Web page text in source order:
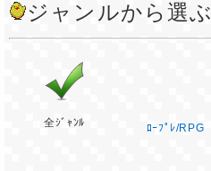
ジャンルから選ぶ
全ｼﾞｬﾝﾙ ﾛｰﾌﾟﾚ/RPG